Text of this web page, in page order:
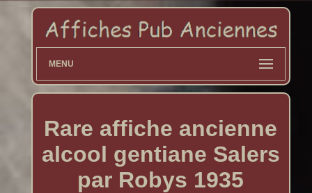
MENU
Rare affiche ancienne
alcool gentiane Salers
par Robys 1935